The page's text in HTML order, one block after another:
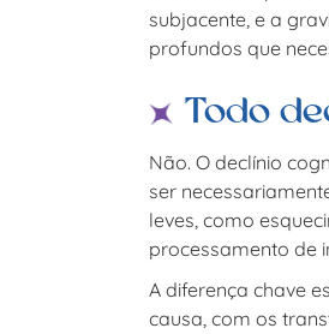
subjacente, e a
profundos que
Todo
Não. O declínio
ser
leves, como
processamento de
A diferença chave
causa, com os